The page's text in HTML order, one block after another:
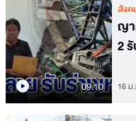
09.10
สัง
ญา
2
16 ม